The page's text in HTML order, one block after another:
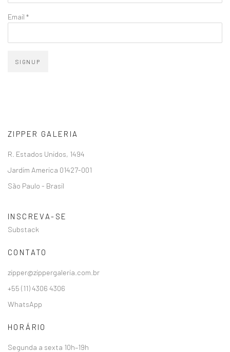
Email *
SIGNUP
ZIPPER GALERIA
R. Estados Unidos, 1494
Jardim America 01427-001
São Paulo - Brasil
INSCREVA-SE
Substack
CONTATO
zipper@zippergaleria.com.br
+55 (11) 4306 4306
WhatsApp
HORÁRIO
Segunda a sexta 10h–19h